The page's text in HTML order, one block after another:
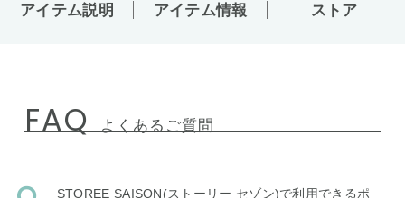
アイテム説明 アイテム情報 ストア
FAQ よくあるご質問
STOREE SAISON(ストーリー セゾン)で利用できるポ